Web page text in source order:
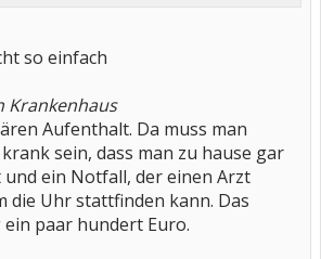
so einfach
Krankenhaus
Aufenthalt. Da muss man
sein, dass man zu hause gar
ein Notfall, der einen Arzt
die Uhr stattfinden kann. Das
paar hundert Euro.